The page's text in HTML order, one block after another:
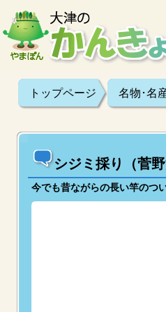
トップページ 名物･名
シジミ採り（菅野
今でも昔ながらの長い竿のつ